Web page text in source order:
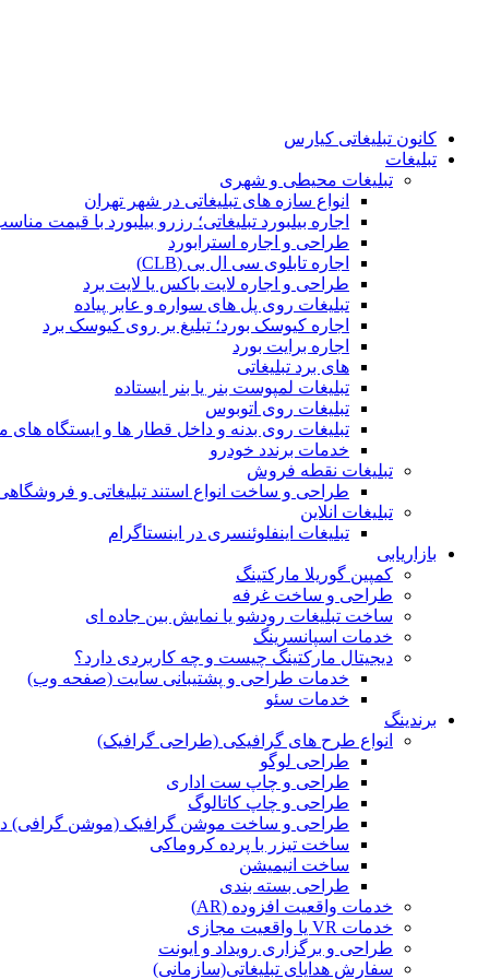
کانون تبلیغاتی کیارس
تبلیغات
تبلیغات محیطی و شهری
انواع سازه‌ های تبلیغاتی در شهر تهران
اجاره بیلبورد تبلیغاتی؛ رزرو بیلبورد با قیمت
طراحی و اجاره استرابورد
اجاره تابلوی سی ال بی (CLB)
طراحی و اجاره لایت باکس یا لایت برد
تبلیغات روی پل های سواره و عابر پیاده
اجاره کیوسک بورد؛ تبلیغ بر روی کیوسک برد
اجاره برایت بورد
های برد تبلیغاتی
تبلیغات لمپوست بنر یا بنر ایستاده
تبلیغات روی اتوبوس
تبلیغات روی بدنه و داخل قطار ها و ایستگاه های
خدمات برندد خودرو
تبلیغات نقطه فروش
طراحی و ساخت انواع استند تبلیغاتی و
تبلیغات انلاین
تبلیغات اینفلوئنسری در اینستاگرام
بازاریابی
کمپین گوریلا مارکتینگ
طراحی و ساخت غرفه
ساخت تبلیغات رودشو یا نمایش بین جاده ای
خدمات اسپانسرینگ
دیجیتال مارکتینگ چیست و چه کاربردی دارد؟
خدمات طراحی و پشتیبانی سایت (صفحه وب)
خدمات سئو
برندینگ
انواع طرح های گرافیکی (طراحی گرافیک)
طراحی لوگو
طراحی و چاپ ست اداری
طراحی و چاپ کاتالوگ
طراحی و ساخت موشن گرافیک (موشن گرافی)
ساخت تیزر با پرده کروماکی
ساخت انیمیشن
طراحی بسته بندی
خدمات واقعیت افزوده (AR)
خدمات VR یا واقعیت مجازی
طراحی و برگزاری رویداد و ایونت
سفارش هدایای تبلیغاتی(سازمانی)